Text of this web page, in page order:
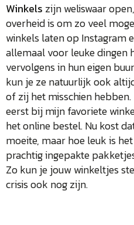
Winkels zijn weliswaar
overheid is om zo veel
winkels laten op Instagram
allemaal voor leuke dingen
vervolgens in hun eigen
kun je ze natuurlijk ook
of zij het misschien
eerst bij mijn favoriete
het online bestel. Nu kost
moeite, maar hoe leuk is
prachtig ingepakte
Zo kun je jouw winkeltjes
crisis ook nog zijn.